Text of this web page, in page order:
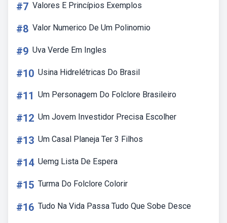
#7 Valores E Princípios Exemplos
#8 Valor Numerico De Um Polinomio
#9 Uva Verde Em Ingles
#10 Usina Hidrelétricas Do Brasil
#11 Um Personagem Do Folclore Brasileiro
#12 Um Jovem Investidor Precisa Escolher
#13 Um Casal Planeja Ter 3 Filhos
#14 Uemg Lista De Espera
#15 Turma Do Folclore Colorir
#16 Tudo Na Vida Passa Tudo Que Sobe Desce